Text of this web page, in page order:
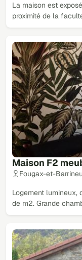
La maison est
proximité de la
Maison F2
Fougax-et-
Logement lumineux,
de m2. Grande